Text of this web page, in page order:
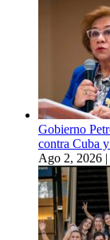
Gobierno
contra Cuba
Ago 2, 2026 |